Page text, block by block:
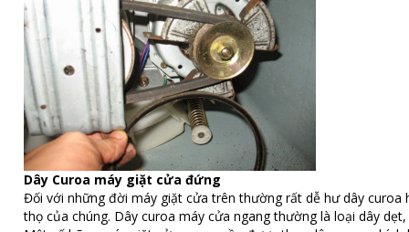
Dây Curoa máy giặt cửa đứng
Đối với những đời máy giặt cửa trên thường rất dễ hư dây
thọ của chúng. Dây curoa máy cửa ngang thường là loại dây